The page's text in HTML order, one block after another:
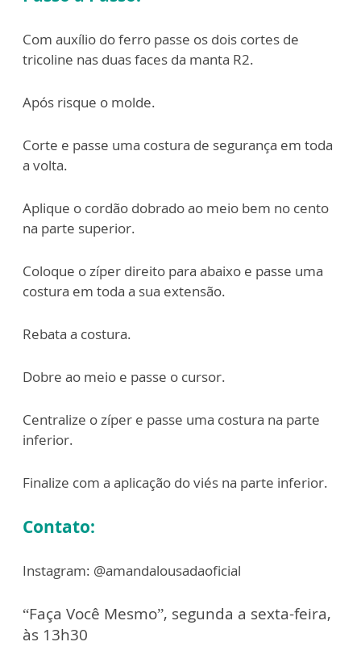
Com auxílio do ferro passe os dois cortes de
tricoline nas duas faces da manta R2.
Após risque o molde.
Corte e passe uma costura de segurança em toda
a volta.
Aplique o cordão dobrado ao meio bem no cento
na parte superior.
Coloque o zíper direito para abaixo e passe uma
costura em toda a sua extensão.
Rebata a costura.
Dobre ao meio e passe o cursor.
Centralize o zíper e passe uma costura na parte
inferior.
Finalize com a aplicação do viés na parte inferior.
Contato:
Instagram: @amandalousadaoficial
“Faça Você Mesmo”, segunda a sexta-feira,
às 13h30